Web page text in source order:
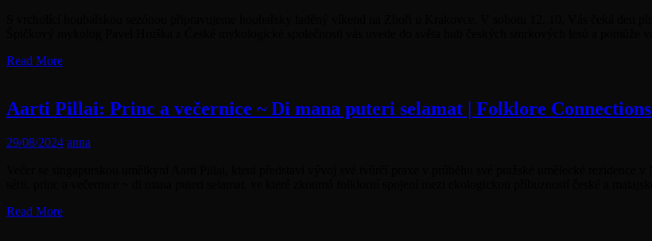
Read More
Aarti Pillai: Princ a večernice ~ Di mana puteri selamat | Folklore Connections
29/08/2024 anna
Read More